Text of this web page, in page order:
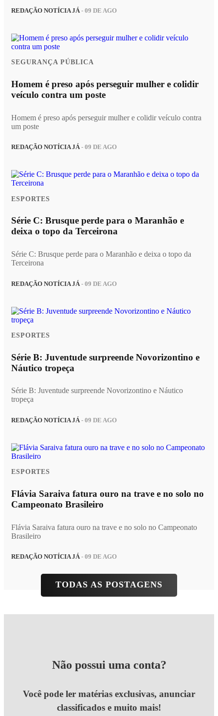
REDAÇÃO NOTÍCIA JÁ- 09 DE AGO
SEGURANÇA PÚBLICA
Homem é preso após perseguir mulher e colidir
veículo contra um poste
Homem é preso após perseguir mulher e colidir veículo contra
um poste
REDAÇÃO NOTÍCIA JÁ- 09 DE AGO
ESPORTES
Série C: Brusque perde para o Maranhão e
deixa o topo da Terceirona
Série C: Brusque perde para o Maranhão e deixa o topo da
Terceirona
REDAÇÃO NOTÍCIA JÁ - 09 DE AGO
ESPORTES
Série B: Juventude surpreende Novorizontino e
Náutico tropeça
Série B: Juventude surpreende Novorizontino e Náutico
tropeça
REDAÇÃO NOTÍCIA JÁ- 09 DE AGO
ESPORTES
Flávia Saraiva fatura ouro na trave e no solo no
Campeonato Brasileiro
Flávia Saraiva fatura ouro na trave e no solo no Campeonato
Brasileiro
REDAÇÃO NOTÍCIA JÁ- 09 DE AGO
TODAS AS POSTAGENS
Não possui uma conta?
Você pode ler matérias exclusivas, anunciar
classificados e muito mais!